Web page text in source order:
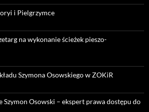
i Pielgrzymce
na wykonanie ścieżek pieszo-
Szymona Osowskiego w ZOKiR
Szymon Osowski – ekspert prawa dostępu do